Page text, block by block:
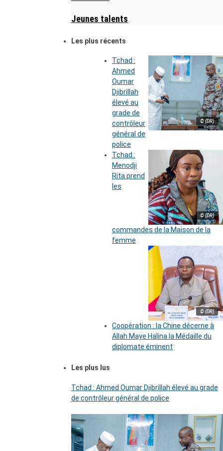
Jeunes talents
Les plus récents
© (DR)
Tchad :
Ahmed
Oumar
Djibrillah
élevé au
grade de
contrôleur
général de
police
© (DR)
Tchad :
Menodji
Rita prend
les
commandes de la Maison de la
femme
© (DR)
Coopération : la Chine décerne à
Allah Maye Halina la Médaille du
diplomate éminent
Les plus lus
Tchad : Ahmed Oumar Djibrillah élevé au grade
de contrôleur général de police